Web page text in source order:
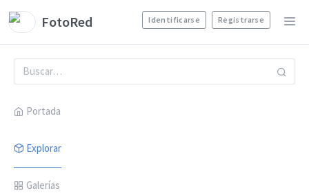
FotoRed Identificarse Registrarse
Portada
Explorar
Galerías